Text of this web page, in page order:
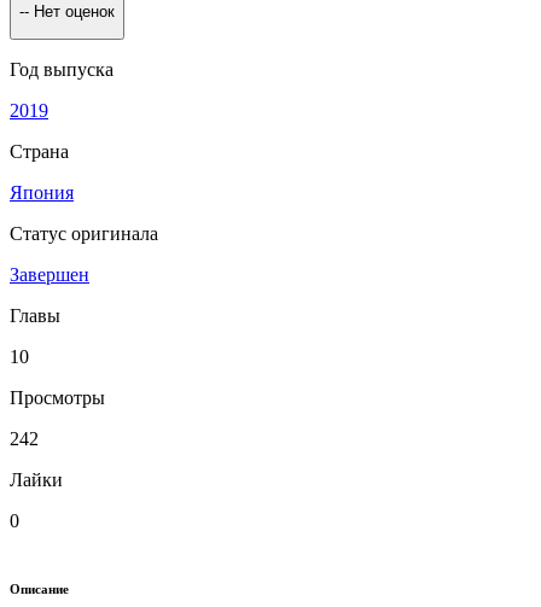
-- Нет оценок
Год выпуска
2019
Страна
Япония
Статус оригинала
Завершен
Главы
10
Просмотры
242
Лайки
0
Описание